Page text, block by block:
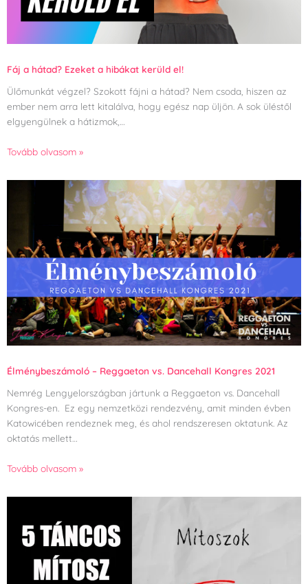
Fáj a hátad? Ezeket a hibákat kerüld el!
Ülőmunkát végzel? Szokott fájni a hátad? Nem csoda, hiszen az
ember nem arra lett kitalálva, hogy egész nap üljön. A sok üléstől
elgyengülnek a hátizmok,…
Tovább olvasom »
Élménybeszámoló – Reggaeton vs. Dancehall Kongres 2021
Nemrég Lengyelországban jártunk a Reggaeton vs. Dancehall
Kongres-en. Ez egy nemzetközi rendezvény, amit minden évben
Katowicében rendeznek meg, és ahol rendszeresen oktatunk. Az
oktatás mellett…
Tovább olvasom »